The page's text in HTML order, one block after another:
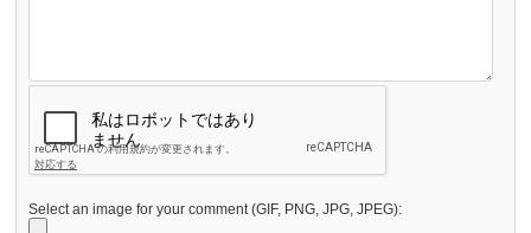
Select an image for your comment (GIF, PNG, JPG, JPEG):